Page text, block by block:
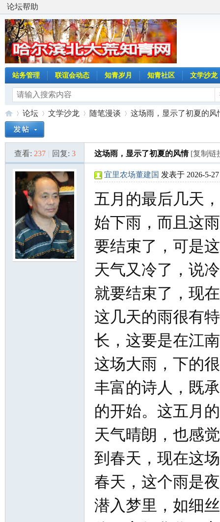
论坛帮助
站务管理 联谊会动态 知青岁月 知青社区 文学沙龙
»
论坛
›
文学沙龙 随笔漫谈
›
这场雨，显示了初夏的风
查看: 237 | 回复: 3 这场雨，显示了初夏的风情 [复制链
宜里农场董建国 发表于 2026-5-
五月的最后几天
始下雨，而且这
要结束了，可是
天气又冷了，说
就要结束了，现
这几天的雨很有
长，这要是在江
这场大雨，下的
丰富的诗人，既
的开始。这五月
天气晴朗，也感
到春天，现在这
春天，这个雨是
潜入梦里，如细